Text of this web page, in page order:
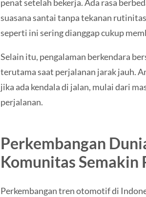
penat setelah bekerja. Ada rasa
suasana santai tanpa tekanan
seperti ini sering dianggap cukup
Selain itu, pengalaman berkendara
terutama saat perjalanan jarak jauh.
jika ada kendala di jalan, mulai dari
perjalanan.
Perkembangan
Komunitas Semakin
Perkembangan tren otomotif di